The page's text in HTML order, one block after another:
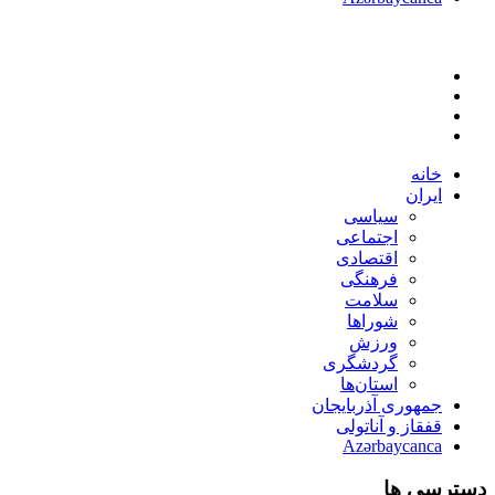
خانه
ایران
سیاسی
اجتماعی
اقتصادی
فرهنگی
سلامت
شوراها
ورزش
گردشگری
استان‌ها
جمهوری آذربایجان
قفقاز و آناتولی
Azərbaycanca
دسترسی ها